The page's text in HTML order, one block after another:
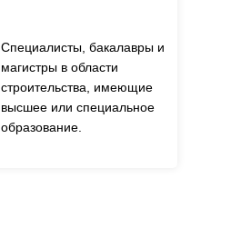
Специалисты, бакалавры и
магистры в области
строительства, имеющие
высшее или специальное
образование.